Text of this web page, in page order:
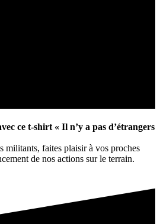
ce t-shirt « Il n’y a pas d’étrangers
militants, faites plaisir à vos proches
de nos actions sur le terrain.